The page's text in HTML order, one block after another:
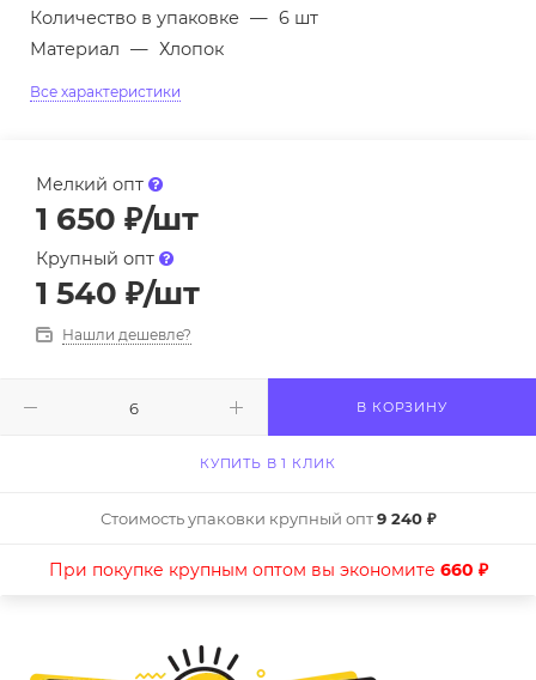
Количество в упаковке — 6 шт
Материал — Хлопок
Все характеристики
Мелкий опт
1 650 ₽/шт
Крупный опт
1 540 ₽/шт
Нашли дешевле?
В КОРЗИНУ
КУПИТЬ В 1 КЛИК
Стоимость упаковки крупный опт9 240 ₽
При покупке крупным оптом вы экономите 660 ₽